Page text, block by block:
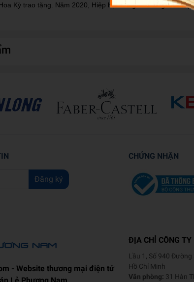
Kỳ trao tặng. Năm 2020, Hiệp hội các giáo sư ngành X-
Đăng ký
CHỨNG NHẬN
- Website thương mại điện tử
ĐỊA CHỈ CÔNG TY
Lầu 1, Số 940 Đường
Hồ Chí Minh
Văn phòng: 31 Hàn